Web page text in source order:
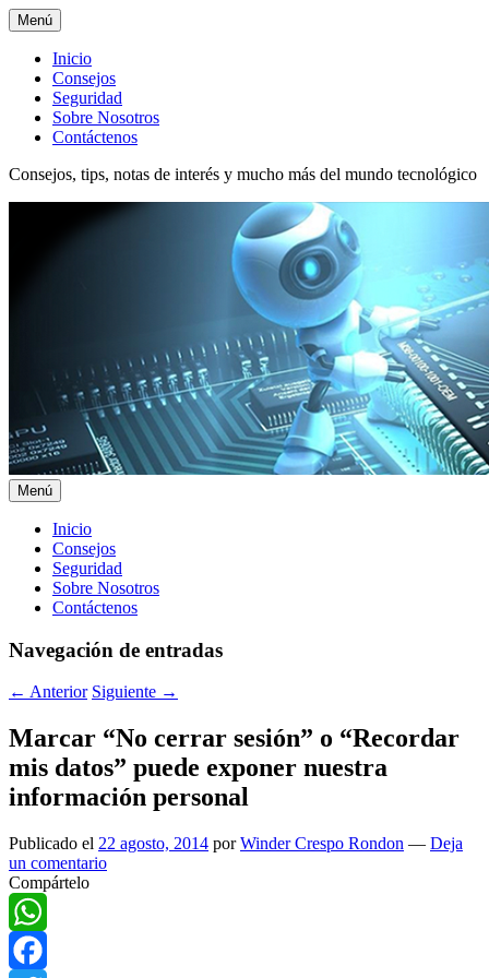
Menú
Menú
superior
Inicio
Consejos
Seguridad
Sobre Nosotros
Contáctenos
Consejos, tips, notas de interés y mucho más del mundo tecnológico
Menú
Menú
principal
Inicio
Consejos
Seguridad
Sobre Nosotros
Contáctenos
Navegación de entradas
← Anterior Siguiente →
Marcar “No cerrar sesión” o “Recordar
mis datos” puede exponer nuestra
información personal
Publicado el 22 agosto, 2014 porWinder Crespo Rondon — Deja
un comentario
Compártelo
WhatsApp